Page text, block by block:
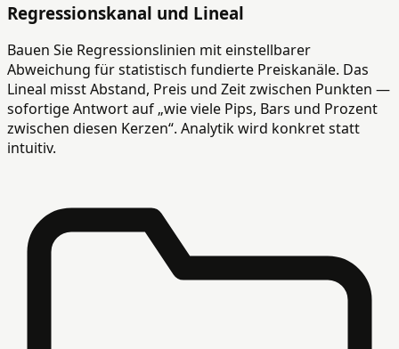
Regressionskanal und Lineal
Bauen Sie Regressionslinien mit einstellbarer
Abweichung für statistisch fundierte Preiskanäle. Das
Lineal misst Abstand, Preis und Zeit zwischen Punkten —
sofortige Antwort auf „wie viele Pips, Bars und Prozent
zwischen diesen Kerzen“. Analytik wird konkret statt
intuitiv.